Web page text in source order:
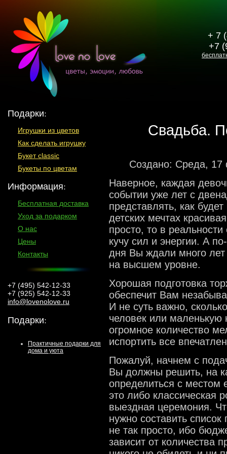
+ 7
+7
Подарки:
Игрушки из цветов
Как сделать игрушку
Букет classic
Букеты по цветам
Информация:
Бесплатная доставка
Уход за подарком
О нас
Цены
Контакты
+7 (495) 542-12-33
+7 (925) 542-12-33
info@lovenolove.ru
Подарки:
Практичные подарки для
дома и уюта
Свадьба.
Создано: Среда, 17
Наверное, каждая
событии уже лет с
представлять, как
детских мечтах
просто, то в
кучу сил и энергии. А
дня Вы ждали много
на высшем уровне.
Хорошая подготовка
обеспечит Вам
И не суть важно,
человек или маленькую
огромное количество
испортить все
Пожалуй, начнем с
Вы должны решить, на
определиться с местом
это либо классическая
выездная церемония.
нужно составить
не так просто, ибо
зависит от количества